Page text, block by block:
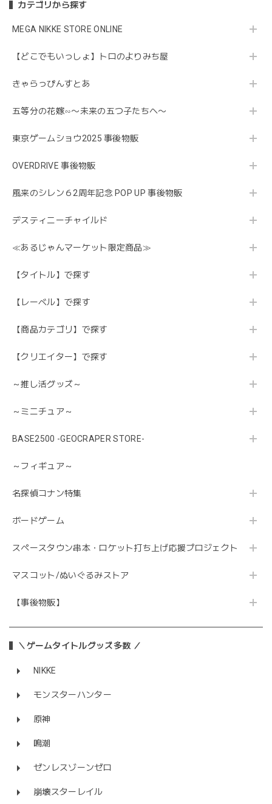
カテゴリから探す
MEGA NIKKE STORE ONLINE
【どこでもいっしょ】トロのよりみち屋
きゃらっぴんすとあ
五等分の花嫁∽〜未来の五つ子たちへ〜
東京ゲームショウ2025 事後物販
OVERDRIVE 事後物販
風来のシレン６2周年記念 POP UP 事後物販
デスティニーチャイルド
≪あるじゃんマーケット限定商品≫
【タイトル】で探す
【レーベル】で探す
【商品カテゴリ】で探す
【クリエイター】で探す
～推し活グッズ～
～ミニチュア～
BASE2500 -GEOCRAPER STORE-
～フィギュア～
名探偵コナン特集
ボードゲーム
スペースタウン串本・ロケット打ち上げ応援プロジェクト
マスコット/ぬいぐるみストア
【事後物販】
＼ゲームタイトルグッズ多数 ／
NIKKE
モンスターハンター
原神
鳴潮
ゼンレスゾーンゼロ
崩壊スターレイル